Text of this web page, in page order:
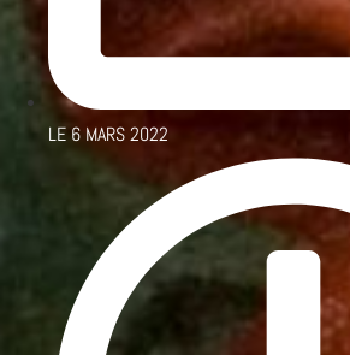
LE 6 MARS 2022